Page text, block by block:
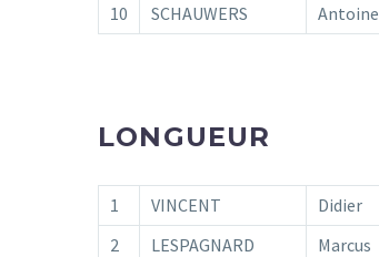
10
SCHAUWERS Antoine
LONGUEUR
1 VINCENT Didier
2
LESPAGNARD Marcus